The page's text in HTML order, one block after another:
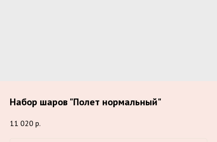
Набор шаров "Полет нормальный"
11 020 р.